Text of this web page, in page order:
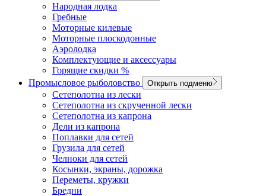
Народная лодка
Гребные
Моторные килевые
Моторные плоскодонные
Аэролодка
Комплектующие и аксессуары
Горящие скидки %
Промысловое рыболовство
Открыть подменю
Сетеполотна из лески
Сетеполотна из скрученной лески
Сетеполотна из капрона
Дели из капрона
Поплавки для сетей
Грузила для сетей
Челноки для сетей
Косынки, экраны, дорожка
Переметы, кружки
Бредни